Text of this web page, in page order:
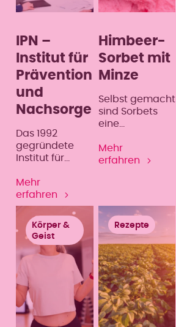
IPN –
Institut für
Prävention
und
Nachsorge
Das 1992
gegründete
Institut für
Nachsorge
(IPN) positionier
t sich als
Partner für
Firmen und
Institutionen im
Klimafeld
Gesundheit. IPN
agiert als
Bindeglied
zwischen der
Wissenschaft,
Mehr
erfahren
Himbeer-
Sorbet mit
Minze
Selbst gemacht
sind Sorbets
eine
Alternative zu
Milcheis und
nicht nur an
heißen Tagen.
Mehr
erfahren
Körper &
Geist
Rezepte